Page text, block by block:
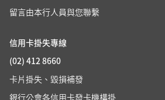
留言由本行人員與您聯繫
信用卡掛失專線
(02) 412 8660
卡片掛失、毀損補發
銀行公會各信用卡發卡機構掛